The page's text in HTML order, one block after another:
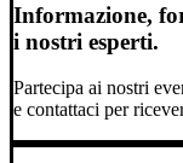
Informazione,
i nostri esperti.
Partecipa ai nostri
e contattaci per